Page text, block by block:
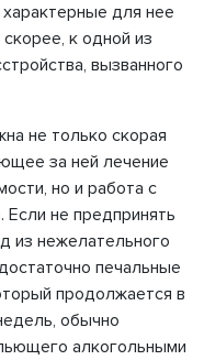
для нее
к одной из
вызванного
не только скорая
за ней лечение
но и работа с
Если не предпринять
из нежелательного
печальные
продолжается в
обычно
алкогольными